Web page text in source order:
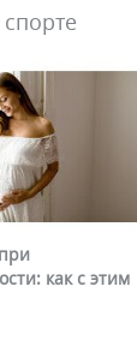
как с этим